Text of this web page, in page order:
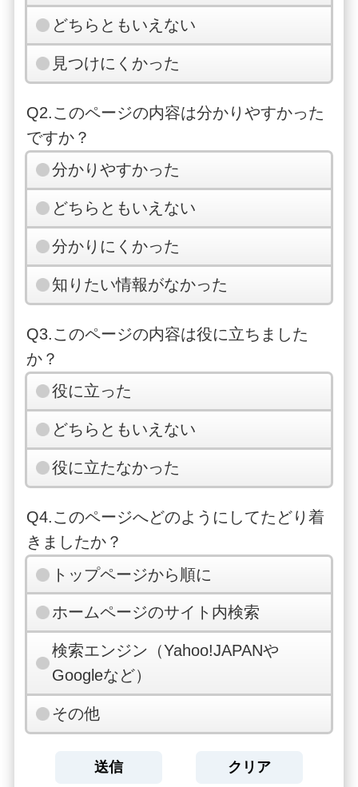
どちらともいえない
見つけにくかった
Q2.このページの内容は分かりやすかった
ですか？
分かりやすかった
どちらともいえない
分かりにくかった
知りたい情報がなかった
Q3.このページの内容は役に立ちました
か？
役に立った
どちらともいえない
役に立たなかった
Q4.このページへどのようにしてたどり着
きましたか？
トップページから順に
ホームページのサイト内検索
検索エンジン（Yahoo!JAPANや
Googleなど）
その他